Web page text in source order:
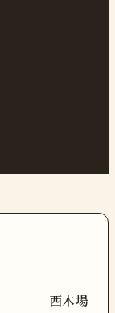
西木場